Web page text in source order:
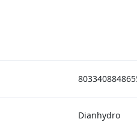
Dianhydro